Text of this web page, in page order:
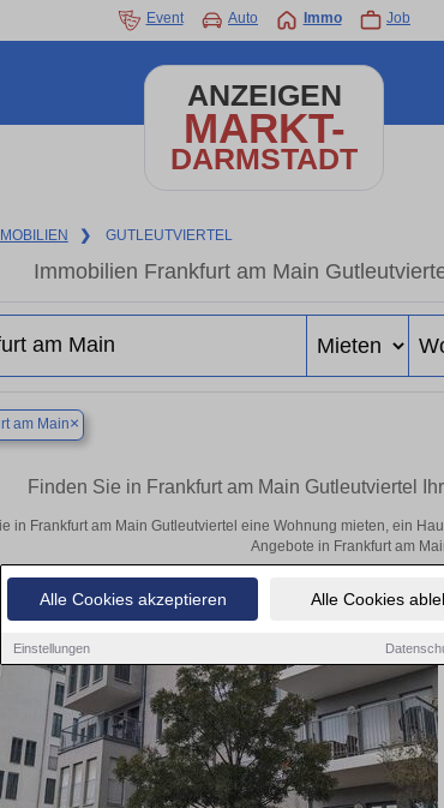
Alle Cookies akzeptieren Alle Cookies
Einstellungen
Event Auto Immo Job
ANZEIGEN
MARKT-
DARMSTADT
❯ GUTLEUTVIERTEL
Immobilien Frankfurt am Main
am Main×
Finden Sie in Frankfurt am Main Gutleutviertel
in Frankfurt am Main Gutleutviertel eine Wohnung mieten, ein
Angebote in Frankfurt am